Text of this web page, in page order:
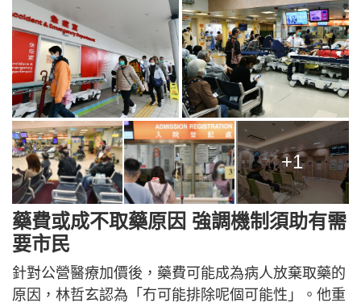
+1
藥費或成不取藥原因 強調機制須助有需
要市民
針對公營醫療加價後，藥費可能成為病人放棄取藥的
原因，林哲玄認為「冇可能排除呢個可能性」。他重